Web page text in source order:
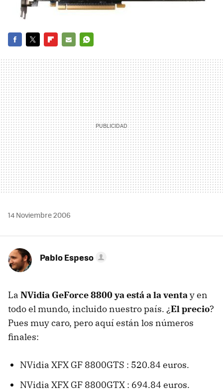
MAIL
14 Noviembre 2006
Pablo Espeso
La NVidia GeForce 8800 ya está a la ventay en
todo el mundo, incluido nuestro país. ¿El precio?
Pues muy caro, pero aquí están los números
finales:
NVidia XFX GF 8800GTS : 520.84 euros.
NVidia XFX GF 8800GTX : 694.84 euros.